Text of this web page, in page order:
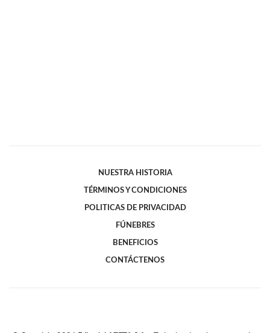
NUESTRA HISTORIA
TÉRMINOS Y CONDICIONES
POLITICAS DE PRIVACIDAD
FÚNEBRES
BENEFICIOS
CONTÁCTENOS